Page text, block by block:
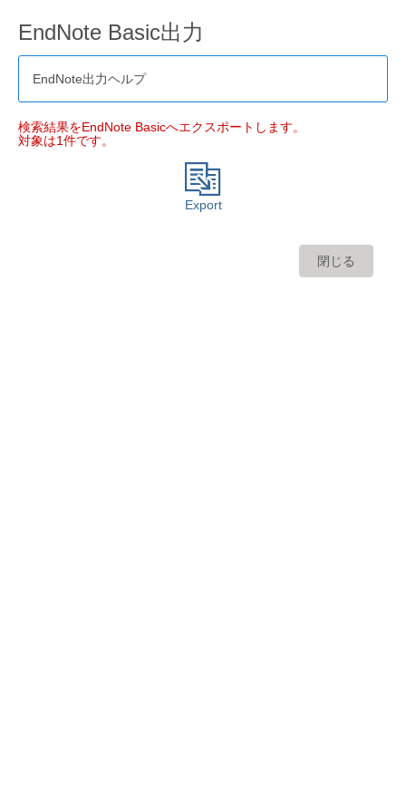
EndNote Basic出力
EndNote出力ヘルプ
検索結果をEndNote Basicへエクスポートします。
対象は1件です。
Export